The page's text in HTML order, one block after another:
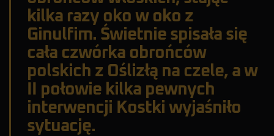
kilka razy oko w oko z
Ginulfim. Świetnie spisała się
cała czwórka obrońców
polskich z Oślizłą na czele, a w
II połowie kilka pewnych
interwencji Kostki wyjaśniło
sytuację.